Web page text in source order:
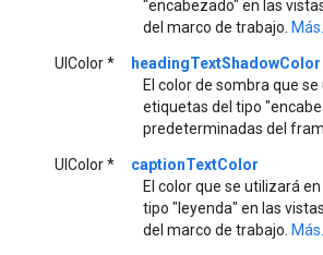
"encabezado" en las
del marco de trabajo. Más...
UIColor *
headingTextShadowColor
El color de sombra que se
etiquetas del tipo
predeterminadas del
UIColor *
captionTextColor
El color que se utilizará
tipo "leyenda" en las
del marco de trabajo. Más...